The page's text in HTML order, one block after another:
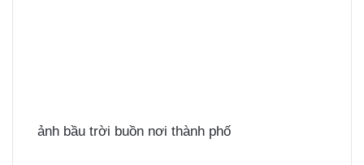
ảnh bầu trời buồn nơi thành phố